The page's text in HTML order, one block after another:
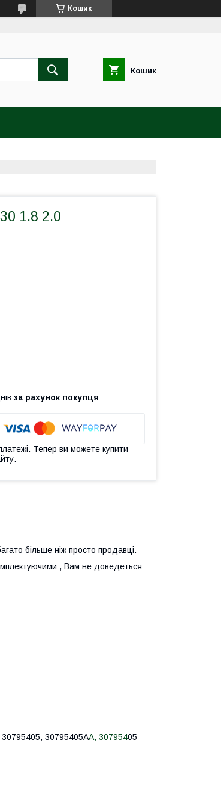
Кошик
Кошик
1.8 2.0
за рахунок покупця
Тепер ви можете купити
більше ніж просто продавці.
, Вам не доведеться
30795405AA, 30795405-